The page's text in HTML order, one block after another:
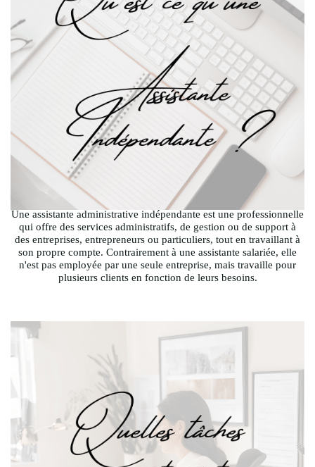
Une assistante administrative indépendante est une professionnelle
qui offre des services administratifs, de gestion ou de support à
des entreprises, entrepreneurs ou particuliers, tout en travaillant à
son propre compte. Contrairement à une assistante salariée, elle
n'est pas employée par une seule entreprise, mais travaille pour
plusieurs clients en fonction de leurs besoins.